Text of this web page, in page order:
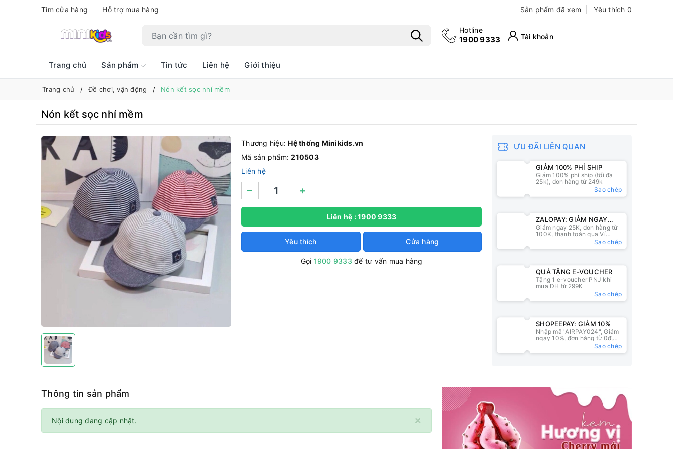
Tìm cửa hàng Hỗ trợ mua hàng Sản phẩm đã xem Yêu thích 0
Hotline
1900 9333 Tài khoản
Trang chủ Sản phẩm Tin tức Liên hệ Giới thiệu
Trang chủ Đồ chơi, vận động Nón kết sọc nhí mềm
Nón kết sọc nhí mềm
Thương hiệu:Hệ thống Minikids.vn
Mã sản phẩm:210503
Liên hệ
– +
Liên hệ : 1900 9333
Yêu thích Cửa hàng
Gọi 1900 9333 để tư vấn mua hàng
ƯU ĐÃI LIÊN QUAN
GIẢM 100% PHÍ SHIP
Giảm 100% phí ship (tối đa
25k), đơn hàng từ 249k
Sao chép
ZALOPAY: GIẢM NGAY
25K
Giảm ngay 25K, đơn hàng từ
100K, thanh toán qua Ví
Sao chép
QUÀ TẶNG E-VOUCHER
Tặng 1 e-voucher PNJ khi
mua ĐH từ 299K
Sao chép
SHOPEEPAY: GIẢM 10%
Nhập mã "AIRPAY024", Giảm
ngay 10%, đơn hàng từ 0đ,
nhập mã tại ví ShopeePay
Sao chép
Thông tin sản phẩm
×
Nội dung đang cập nhật.